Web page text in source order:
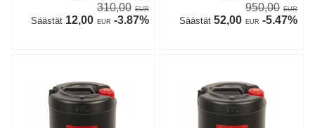
310,00 EUR
Säästät12,00 EUR -3.87%
950,00 EUR
Säästät52,00 EUR -5.47%